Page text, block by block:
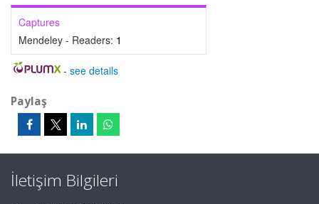
Captures
Mendeley - Readers: 1
- see details
Paylaş
İletişim Bilgileri